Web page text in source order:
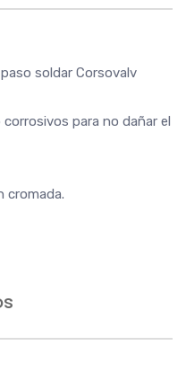
soldar Corsovalv
corrosivos para no dañar el
cromada.